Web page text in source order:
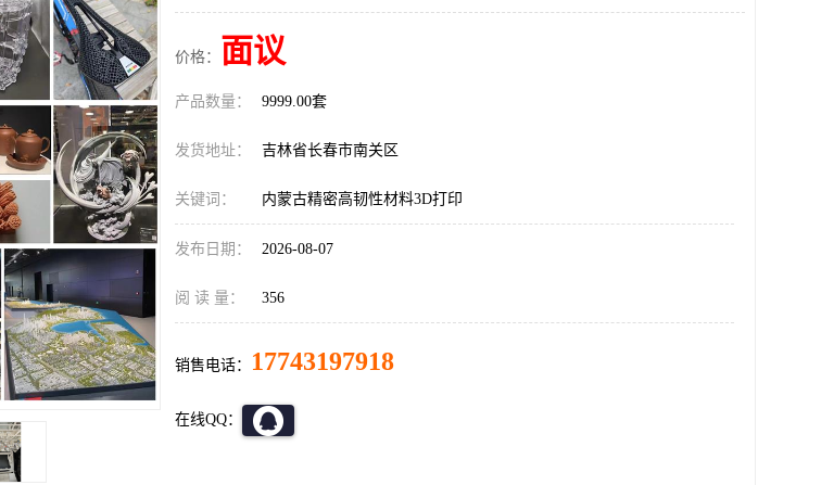
价格： 面议
产品数量： 9999.00套
发货地址： 吉林省长春市南关区
关键词： 内蒙古精密高韧性材料3D打印
发布日期： 2026-08-07
阅 读 量： 356
销售电话： 17743197918
在线QQ：